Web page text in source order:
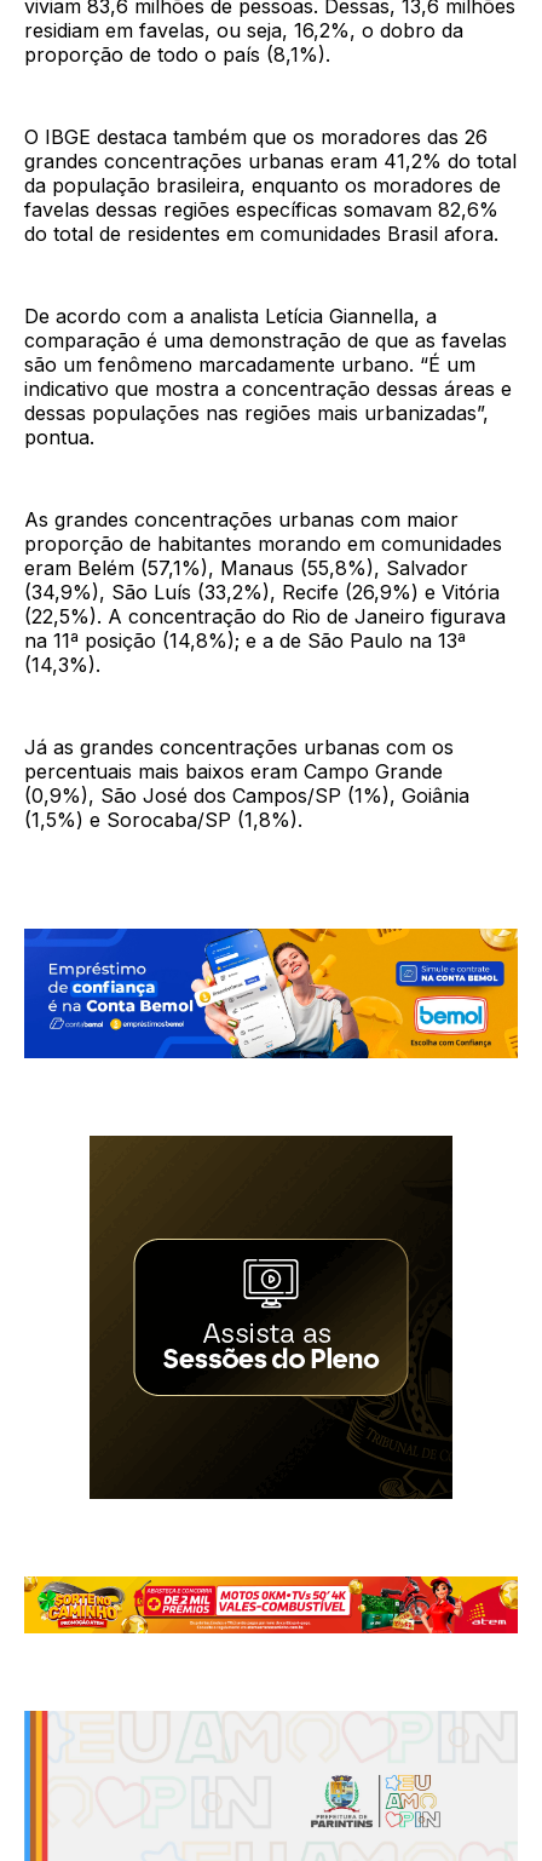
viviam 83,6 milhões de pessoas. Dessas, 13,6 milhões
residiam em favelas, ou seja, 16,2%, o dobro da
proporção de todo o país (8,1%).
O IBGE destaca também que os moradores das 26
grandes concentrações urbanas eram 41,2% do total
da população brasileira, enquanto os moradores de
favelas dessas regiões específicas somavam 82,6%
do total de residentes em comunidades Brasil afora.
De acordo com a analista Letícia Giannella, a
comparação é uma demonstração de que as favelas
são um fenômeno marcadamente urbano. “É um
indicativo que mostra a concentração dessas áreas e
dessas populações nas regiões mais urbanizadas”,
pontua.
As grandes concentrações urbanas com maior
proporção de habitantes morando em comunidades
eram Belém (57,1%), Manaus (55,8%), Salvador
(34,9%), São Luís (33,2%), Recife (26,9%) e Vitória
(22,5%). A concentração do Rio de Janeiro figurava
na 11ª posição (14,8%); e a de São Paulo na 13ª
(14,3%).
Já as grandes concentrações urbanas com os
percentuais mais baixos eram Campo Grande
(0,9%), São José dos Campos/SP (1%), Goiânia
(1,5%) e Sorocaba/SP (1,8%).